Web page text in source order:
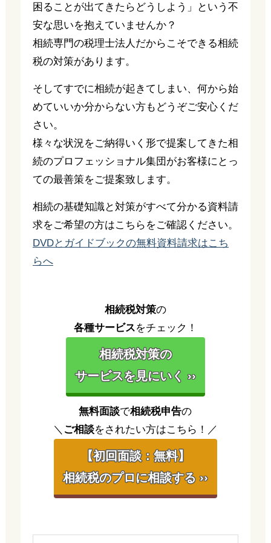
困ることが出てきたらどうしよう」という不
安な思いを抱えていませんか？
相続専門の税理士法人だからこそできる相続
税の対策があります。
そしてすでに相続が起きてしまい、何から始
めていいか分からない方もどうぞご安心くだ
さい。
様々な状況をご納得いく形で提案してきた相
続のプロフェッショナル集団がお客様にとっ
ての最善策をご提案致します。
相続の基礎知識と対策がすべて分かる資料請
求をご希望の方はこちらをご確認ください。
DVDとガイドブックの無料資料請求はこち
らへ
相続税対策の
各種サービスをチェック！
相続税対策の
サービスを見にいく ››
無料面談で相続税申告の
＼ ご相談をされたい方はこちら！／
【初回面談：無料】
相続税のプロに相談する ››